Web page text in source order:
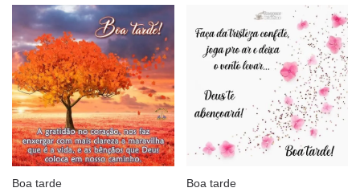
Boa tarde Boa tarde